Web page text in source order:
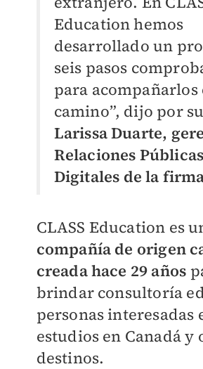
Education hemos
desarrollado un
seis pasos
para acompañarlos
camino”, dijo por
Larissa Duarte,
Relaciones Públicas
Digitales de la
CLASS Education es
compañía de origen
creada hace 29 años
brindar consultoría
personas interesadas
estudios en Canadá y
destinos.